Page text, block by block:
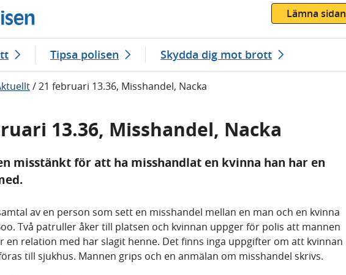
Lämna sidan
Tipsa polisen Skydda dig mot brott
/21 februari 13.36, Misshandel, Nacka
13.36, Misshandel, Nacka
misstänkt för att ha misshandlat en kvinna han har en
av en person som sett en misshandel mellan en man och en kvinna
Två patruller åker till platsen och kvinnan uppger för polis att mannen
en relation med har slagit henne. Det finns inga uppgifter om att kvinnan
till sjukhus. Mannen grips och en anmälan om misshandel skrivs.